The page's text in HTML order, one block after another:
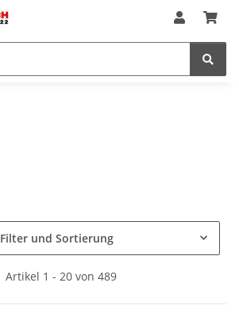
Filter und Sortierung
Artikel 1 - 20 von 489